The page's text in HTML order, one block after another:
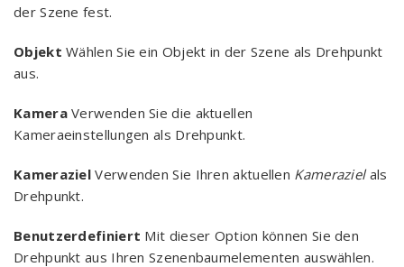
der Szene fest.
Objekt Wählen Sie ein Objekt in der Szene als Drehpunkt
aus.
KameraVerwenden Sie die aktuellen
Kameraeinstellungen als Drehpunkt.
Kameraziel Verwenden Sie Ihren aktuellen Kamerazielals
Drehpunkt.
Benutzerdefiniert Mit dieser Option können Sie den
Drehpunkt aus Ihren Szenenbaumelementen auswählen.